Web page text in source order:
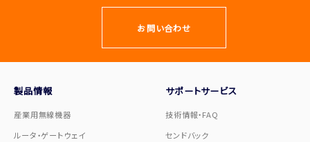
お問い合わせ
製品情報
産業用無線機器
ルータ・ゲートウェイ
サポートサービス
技術情報・FAQ
センドバック